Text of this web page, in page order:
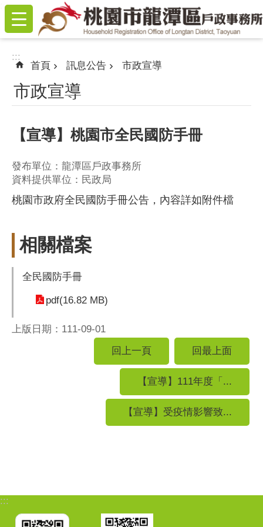
跳到主要內容區塊
:::
:::
首頁 訊息公告 市政宣導
市政宣導
【宣導】桃園市全民國防手冊
發布單位：龍潭區戶政事務所
資料提供單位：民政局
桃園市政府全民國防手冊公告，內容詳如附件檔
相關檔案
全民國防手冊
pdf(16.82 MB)
上版日期：111-09-01
回上一頁
回最上面
【宣導】111年度「...
【宣導】受疫情影響致...
:::